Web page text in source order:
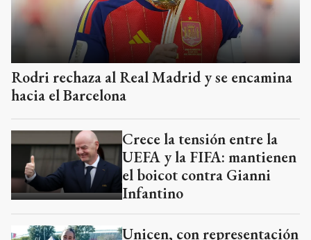
Rodri rechaza al Real Madrid y se encamina
hacia el Barcelona
Crece la tensión entre la
UEFA y la FIFA: mantienen
el boicot contra Gianni
Infantino
Unicen, con representación